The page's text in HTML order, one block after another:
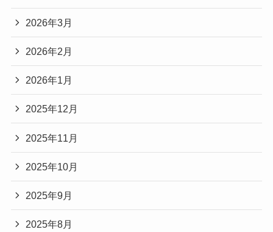
2026年3月
2026年2月
2026年1月
2025年12月
2025年11月
2025年10月
2025年9月
2025年8月